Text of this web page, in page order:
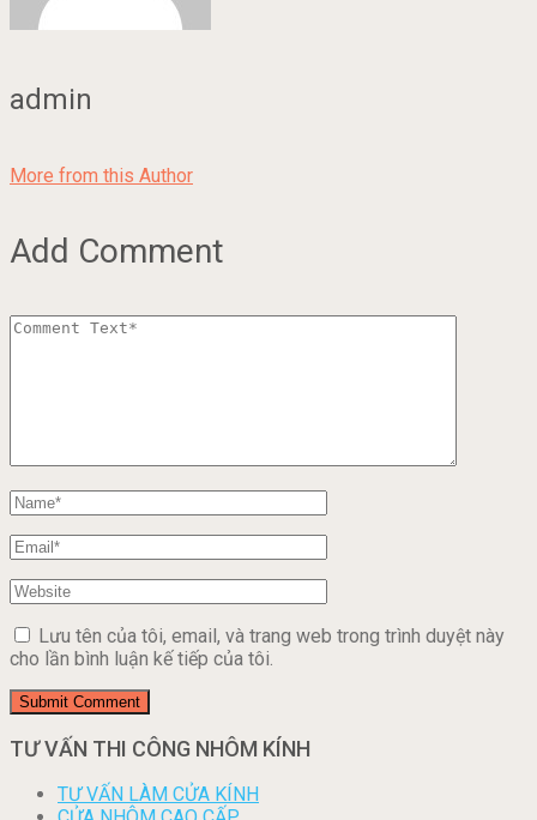
admin
More from this Author
Add Comment
Lưu tên của tôi, email, và trang web trong trình duyệt này
cho lần bình luận kế tiếp của tôi.
TƯ VẤN THI CÔNG NHÔM KÍNH
TƯ VẤN LÀM CỬA KÍNH